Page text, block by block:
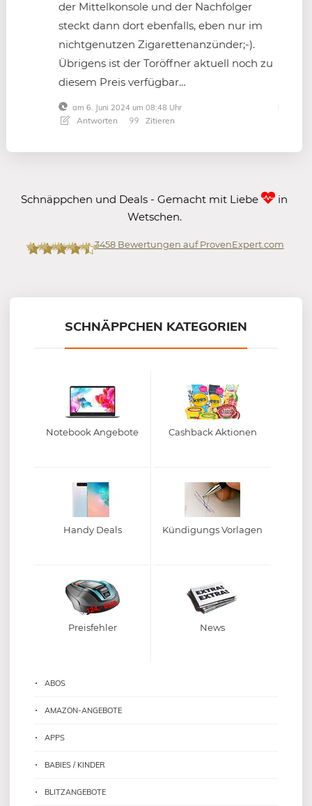
der Mittelkonsole und der Nachfolger
steckt dann dort ebenfalls, eben nur im
nichtgenutzen Zigarettenanzünder;-).
Übrigens ist der Toröffner aktuell noch zu
diesem Preis verfügbar…
am 6. Juni 2024 um 08:48 Uhr
Antworten Zitieren
Schnäppchen und Deals - Gemacht mit Liebe
in
Wetschen.
3458Bewertungen auf ProvenExpert.com
SCHNÄPPCHEN KATEGORIEN
Notebook Angebote Cashback Aktionen
Handy Deals Kündigungs Vorlagen
Preisfehler News
ABOS
AMAZON-ANGEBOTE
APPS
BABIES / KINDER
BLITZANGEBOTE